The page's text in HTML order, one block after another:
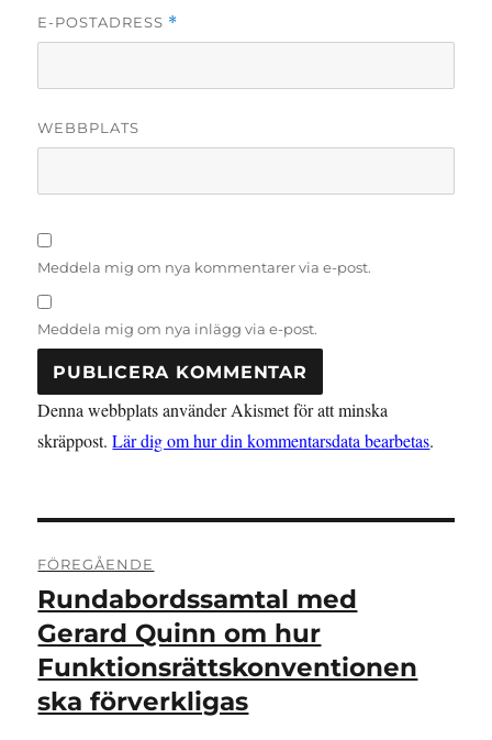
E-POSTADRESS *
WEBBPLATS
Meddela mig om nya kommentarer via e-post.
Meddela mig om nya inlägg via e-post.
Denna webbplats använder Akismet för att minska
skräppost.Lär dig om hur din kommentarsdata bearbetas.
FÖREGÅENDE
Föregående
inlägg:
Rundabordssamtal med
Gerard Quinn om hur
Funktionsrättskonventionen
ska förverkligas